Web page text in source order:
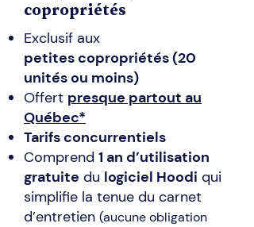
copropriétés
Exclusif aux
petites copropriétés (20
unités ou moins)
Offert presque partout au
Québec*
​Tarifs concurrentiels
Comprend 1 an d’utilisation
gratuite du logiciel Hoodi qui
simplifie la tenue du carnet
d’entretien (aucune obligation